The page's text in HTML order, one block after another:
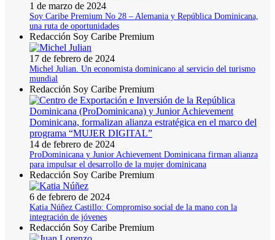
1 de marzo de 2024
Soy Caribe Premium No 28 – Alemania y República Dominicana,
una ruta de oportunidades
Redacción Soy Caribe Premium
17 de febrero de 2024
Michel Julian. Un economista dominicano al servicio del turismo
mundial
Redacción Soy Caribe Premium
14 de febrero de 2024
ProDominicana y Junior Achievement Dominicana firman alianza
para impulsar el desarrollo de la mujer dominicana
Redacción Soy Caribe Premium
6 de febrero de 2024
Katia Núñez Castillo: Compromiso social de la mano con la
integración de jóvenes
Redacción Soy Caribe Premium